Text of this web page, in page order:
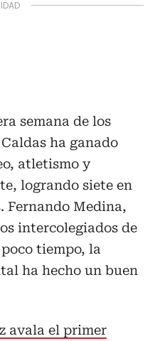
semana de los
ha ganado
atletismo y
logrando siete en
Fernando Medina,
intercolegiados de
tiempo, la
ha hecho un buen
avala el primer